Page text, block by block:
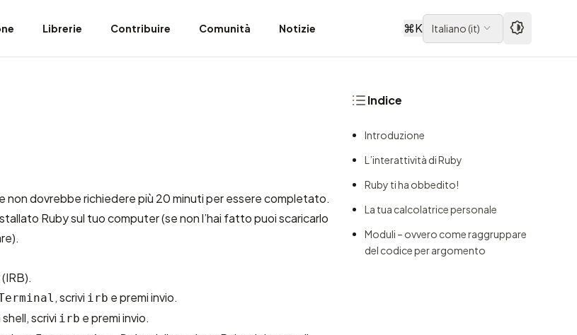
Librerie Contribuire Comunità Notizie ⌘K Italiano(it)
non dovrebbe richiedere più 20 minuti per essere completato.
Ruby sul tuo computer (se non l’hai fatto puoiscaricarlo
, scrivi irb e premi invio.
shell, scrivi irb e premi invio.
Indice
Introduzione
L’interattività di Ruby
Ruby ti ha obbedito!
La tua calcolatrice personale
Moduli – ovvero come raggruppare
del codice per argomento